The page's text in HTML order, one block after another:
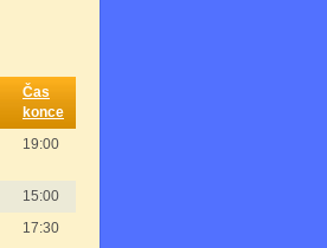
Čas
konce
19:00
15:00
17:30